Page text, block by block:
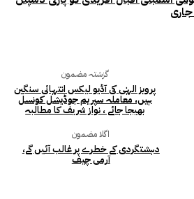
گزشتہ مضمون
پرویز الہٰی کی آڈیو لیکس انتہائی سنگین
ہیں، معاملہ سپریم جوڈیشل کونسل
بھیجا جائے ، نواز شریف کا مطالبہ
اگلا مضمون
دہشتگردی کے خطرے پر غالب آئیں گے،
آرمی چیف